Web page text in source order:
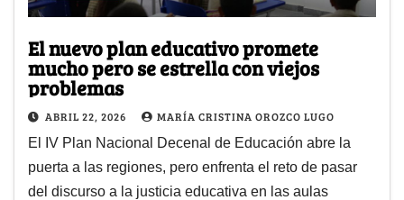
El nuevo plan educativo promete
mucho pero se estrella con viejos
problemas
ABRIL 22, 2026 MARÍA CRISTINA OROZCO LUGO
El IV Plan Nacional Decenal de Educación abre la
puerta a las regiones, pero enfrenta el reto de pasar
del discurso a la justicia educativa en las aulas